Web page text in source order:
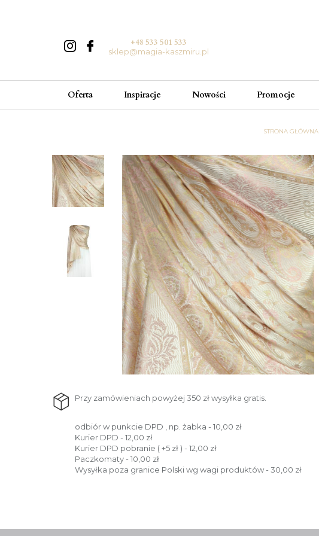
+48 533 501 533
sklep@magia-kaszmiru.pl
Oferta Inspiracje Nowości Promocje
STRONA GŁÓWNA
Przy zamówieniach powyżej 350 zł wysyłka gratis.
odbiór w punkcie DPD , np. żabka - 10,00 zł
Kurier DPD - 12,00 zł
Kurier DPD pobranie ( +5 zł ) - 12,00 zł
Paczkomaty - 10,00 zł
Wysyłka poza granice Polski wg wagi produktów - 30,00 zł